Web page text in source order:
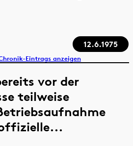
12.6.1975
Eintrags anzeigen
vor der
teilweise